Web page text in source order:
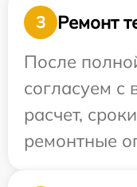
3
Ремонт
После
согласуем с
расчет,
ремонтные